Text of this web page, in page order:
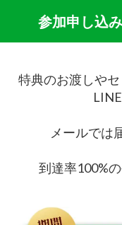
参加申し込
特典のお渡しや
メールでは
到達率100%